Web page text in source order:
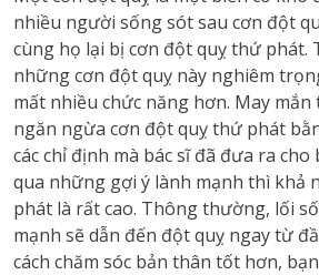
nhiều người sống sót sau cơn đột
cùng họ lại bị cơn đột quỵ thứ phát.
những cơn đột quỵ này nghiêm
mất nhiều chức năng hơn. May mắn
ngăn ngừa cơn đột quỵ thứ phát
các chỉ định mà bác sĩ đã đưa ra cho
qua những gợi ý lành mạnh thì khả
phát là rất cao. Thông thường, lối
mạnh sẽ dẫn đến đột quỵ ngay từ
cách chăm sóc bản thân tốt hơn,